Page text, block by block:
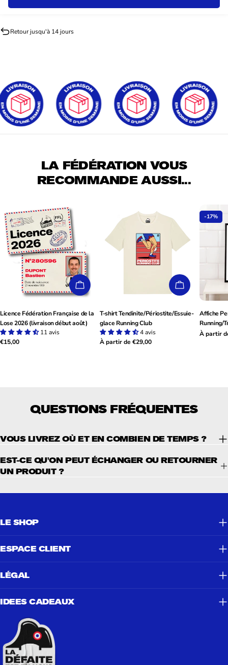
Retour jusqu'à 14 jours
LA FÉDÉRATION VOUS
RECOMMANDE AUSSI...
AJOUTER AU PANIER
Licence Fédération Française de la
Lose 2026 (livraison début août)
11 avis
Prix
€15,00
CHOISISSEZ
T-shirt Tendinite/Périostite/Essuie-
glace Running Club
4 avis
Prix
À partir de €29,00
-17%
Affiche
Running/
Prix
À partir
Prix
QUESTIONS FRÉQUENTES
VOUS LIVREZ OÙ ET EN COMBIEN DE TEMPS ?
EST-CE QU'ON PEUT ÉCHANGER OU RETOURNER
UN PRODUIT ?
LE SHOP
ESPACE CLIENT
LÉGAL
IDEES CADEAUX